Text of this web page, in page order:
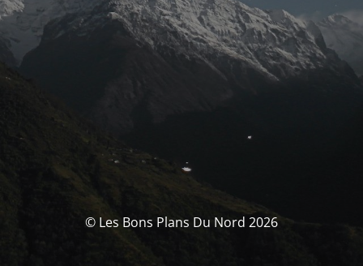
© Les Bons Plans Du Nord 2026